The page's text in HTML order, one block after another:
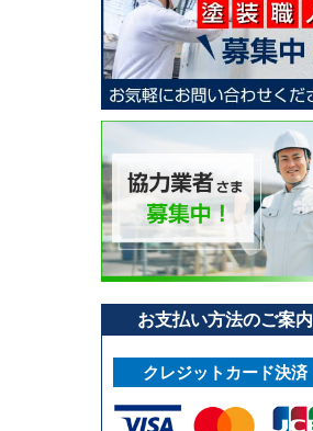
お支払い方法のご案内
クレジットカード決済